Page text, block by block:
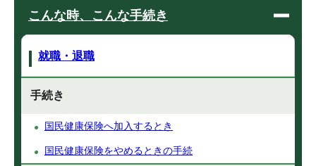
こんな時、こんな手続き
就職・退職
手続き
国民健康保険へ加入するとき
国民健康保険をやめるときの手続